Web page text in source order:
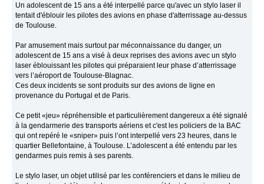
Un adolescent de 15 ans a été interpellé parce qu'avec un stylo laser il
tentait d'éblouir les pilotes des avions en phase d'atterrissage au-dessus
de Toulouse.
Par amusement mais surtout par méconnaissance du danger, un
adolescent de 15 ans a visé à deux reprises des avions avec un stylo
laser éblouissant les pilotes qui préparaient leur phase d’atterrissage
vers l’aéroport de Toulouse-Blagnac.
Ces deux incidents se sont produits sur des avions de ligne en
provenance du Portugal et de Paris.
Ce petit «jeu» répréhensible et particulièrement dangereux a été signalé
à la gendarmerie des transports aériens et c'est les policiers de la BAC
qui ont repéré le «sniper» puis l’ont interpellé vers 23 heures, dans le
quartier Bellefontaine, à Toulouse. L’adolescent a été entendu par les
gendarmes puis remis à ses parents.
Le stylo laser, un objet utilisé par les conférenciers et dans le milieu de